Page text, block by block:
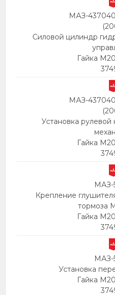
МАЗ-
Силовой цилиндр
Гайка
МАЗ-
Установка рулевой
Гайка
МАЗ-
Крепление
тормоза
Гайка
МАЗ-
Установка
Гайка